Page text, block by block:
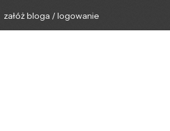
załóż bloga / logowanie